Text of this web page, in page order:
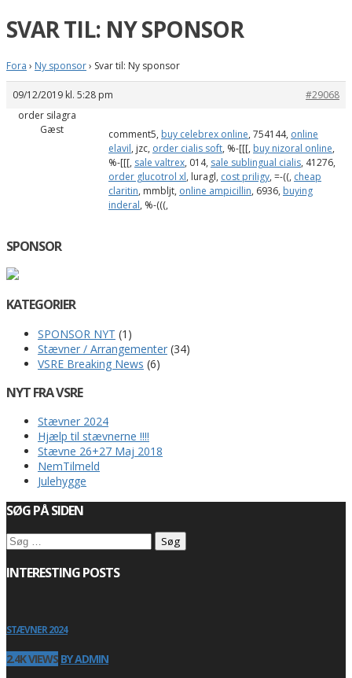
SVAR TIL: NY SPONSOR
Fora › Ny sponsor› Svar til: Ny sponsor
09/12/2019 kl. 5:28 pm
#29068
order silagra
Gæst
comment5, buy celebrex online, 754144, online
elavil, jzc, order cialis soft, %-[[[, buy nizoral online,
%-[[[, sale valtrex, 014, sale sublingual cialis, 41276,
order glucotrol xl, luragl, cost priligy, =-((, cheap
claritin, mmbljt, online ampicillin, 6936, buying
inderal, %-(((,
SPONSOR
KATEGORIER
SPONSOR NYT (1)
Stævner / Arrangementer (34)
VSRE Breaking News (6)
NYT FRA VSRE
Stævner 2024
Hjælp til stævnerne !!!!
Stævne 26+27 Maj 2018
NemTilmeld
Julehygge
SØG PÅ SIDEN
Søg
efter:
INTERESTING POSTS
STÆVNER 2024
2.4K VIEWS BY ADMIN